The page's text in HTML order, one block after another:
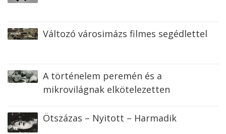
Változó városimázs filmes segédlettel
A történelem peremén és a
mikrovilágnak elkötelezetten
Ötszázas – Nyitott – Harmadik